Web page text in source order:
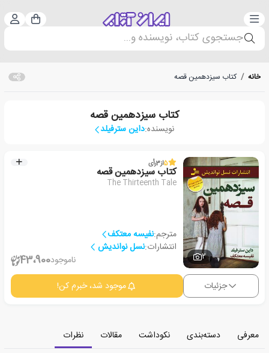
دسته‌بندی سبد
جستجوی کتاب، نویسنده و...
خانه / کتاب سیزدهمین قصه
کتاب سیزدهمین قصه
نویسنده:داین سترفیلد
2
5از3رأی
کتاب سیزدهمین قصه
The Thirteenth Tale
مترجم:نفیسه معتکف
انتشارات:نسل نواندیش
ناموجود43،900
جزئیات موجود شد، خبرم کن!
معرفی دسته‌بندی نکوداشت مقالات
نظرات